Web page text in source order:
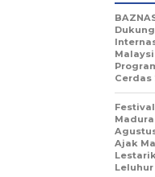
Dukung
Cerdas
Ajak
Leluhur